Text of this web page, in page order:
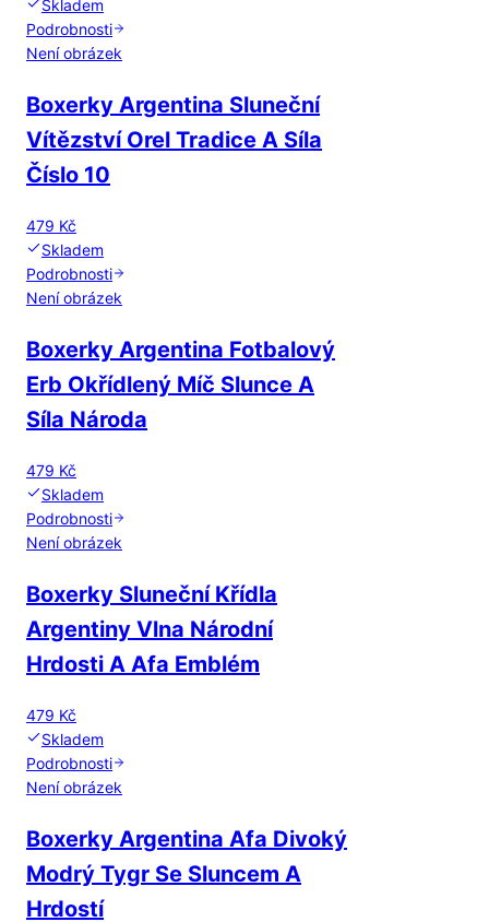
Skladem
Podrobnosti
Není obrázek
Boxerky Argentina Sluneční
Vítězství Orel Tradice A Síla
Číslo 10
479 Kč
Skladem
Podrobnosti
Není obrázek
Boxerky Argentina Fotbalový
Erb Okřídlený Míč Slunce A
Síla Národa
479 Kč
Skladem
Podrobnosti
Není obrázek
Boxerky Sluneční Křídla
Argentiny Vlna Národní
Hrdosti A Afa Emblém
479 Kč
Skladem
Podrobnosti
Není obrázek
Boxerky Argentina Afa Divoký
Modrý Tygr Se Sluncem A
Hrdostí